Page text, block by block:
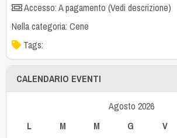
Accesso: A pagamento (Vedi descrizione)
Nella categoria: Cene
Tags:
CALENDARIO EVENTI
Agosto 2026
L
M M G V